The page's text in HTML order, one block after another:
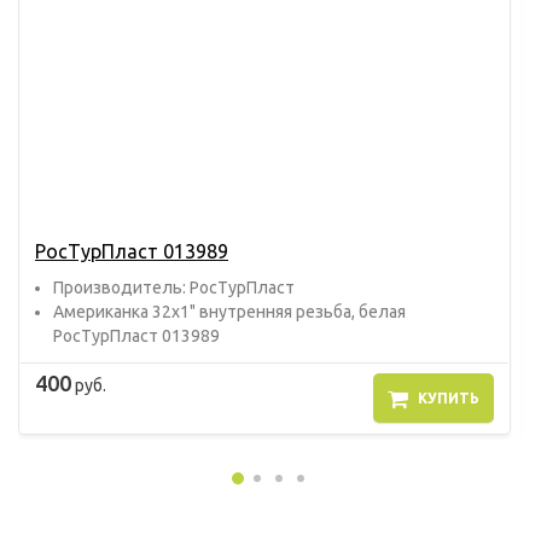
РосТурПласт 013989
Прoизвoдитель: РосТурПласт
Американка 32х1" внутренняя резьба, белая
РосТурПласт 013989
400руб.
КУПИТЬ